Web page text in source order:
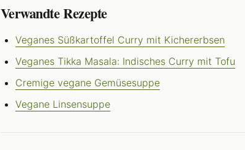
Verwandte Rezepte
Veganes Süßkartoffel Curry mit Kichererbsen
Veganes Tikka Masala: Indisches Curry mit Tofu
Cremige vegane Gemüsesuppe
Vegane Linsensuppe